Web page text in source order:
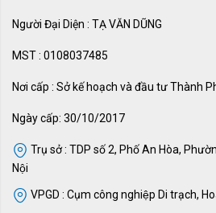
Người Đại Diện : TẠ VĂN DŨNG
MST : 0108037485
Nơi cấp : Sở kế hoạch và đầu tư Thành
Ngày cấp: 30/10/2017
Trụ sở : TDP số 2, Phố An Hòa,
Nội
VPGD : Cụm công nghiệp Di trạch,